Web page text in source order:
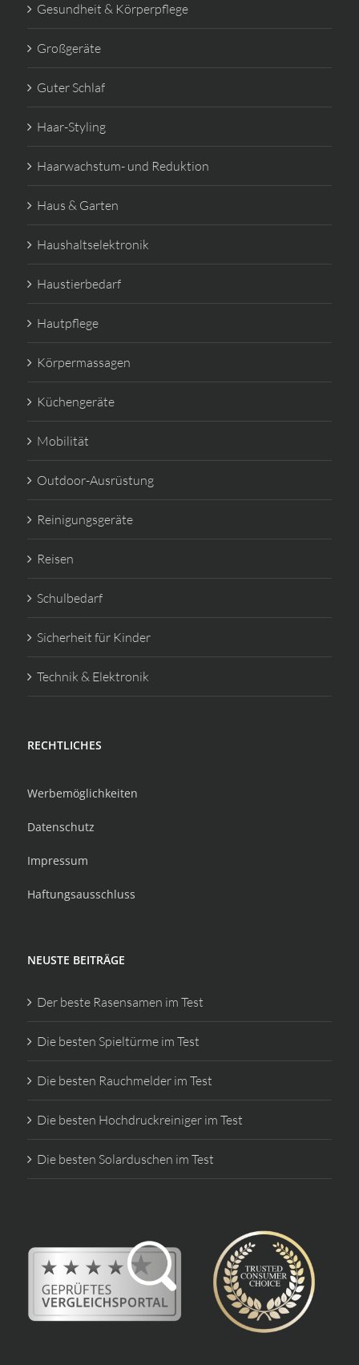
Gesundheit & Körperpflege
Großgeräte
Guter Schlaf
Haar-Styling
Haarwachstum- und Reduktion
Haus & Garten
Haushaltselektronik
Haustierbedarf
Hautpflege
Körpermassagen
Küchengeräte
Mobilität
Outdoor-Ausrüstung
Reinigungsgeräte
Reisen
Schulbedarf
Sicherheit für Kinder
Technik & Elektronik
RECHTLICHES
Werbemöglichkeiten
Datenschutz
Impressum
Haftungsausschluss
NEUSTE BEITRÄGE
Der beste Rasensamen im Test
Die besten Spieltürme im Test
Die besten Rauchmelder im Test
Die besten Hochdruckreiniger im Test
Die besten Solarduschen im Test